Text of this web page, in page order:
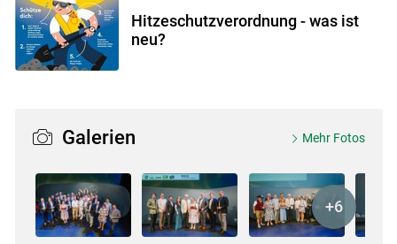
Hitzeschutzverordnung - was ist
neu?
Galerien Mehr Fotos